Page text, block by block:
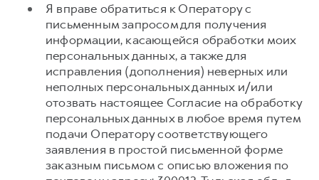
Я вправе обратиться к Оператору с
письменным запросом для получения
информации, касающейся обработки моих
персональных данных, а также для
исправления (дополнения) неверных или
неполных персональных данных и/или
отозвать настоящее Согласие на обработку
персональных данных в любое время путем
подачи Оператору соответствующего
заявления в простой письменной форме
заказным письмом с описью вложения по